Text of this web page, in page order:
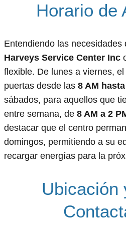
Horario de
Entendiendo las necesidades
Harveys Service Center Inc
flexible. De lunes a viernes,
puertas desde las 8 AM
sábados, para aquellos que
entre semana, de 8 AM a 2
destacar que el centro
domingos, permitiendo a su
recargar energías para la
Ubicación